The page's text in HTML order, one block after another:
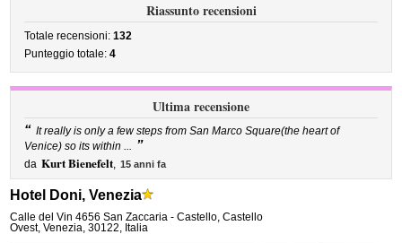
Riassunto recensioni
Totale recensioni:132
Punteggio totale:4
Ultima recensione
“ It really is only a few steps from San Marco Square(the heart of
Venice) so its within ... ”
da Kurt Bienefelt, 15 anni fa
Hotel Doni, Venezia
Calle del Vin 4656 San Zaccaria - Castello,Castello
Ovest, Venezia,30122, Italia